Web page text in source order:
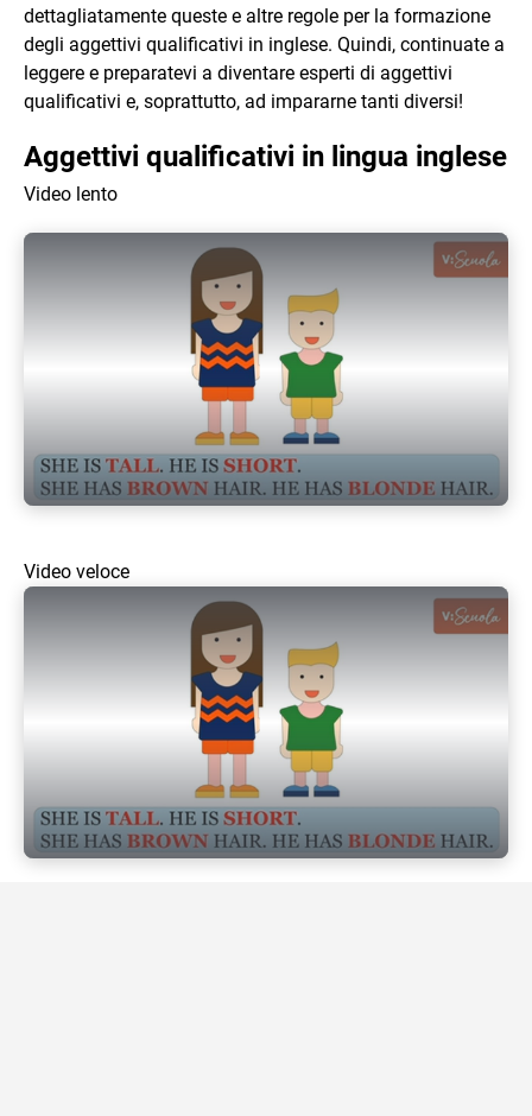
dettagliatamente queste e altre regole per la formazione
degli aggettivi qualificativi in inglese. Quindi, continuate a
leggere e preparatevi a diventare esperti di aggettivi
qualificativi e, soprattutto, ad impararne tanti diversi!
Aggettivi qualificativi in lingua inglese
Video lento
Play Video
Video veloce
Play Video